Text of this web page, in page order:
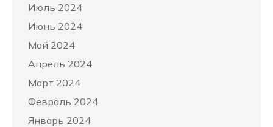
Июль 2024
Июнь 2024
Май 2024
Апрель 2024
Март 2024
Февраль 2024
Январь 2024